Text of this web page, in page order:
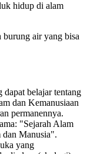
hidup di alam
air yang bisa
belajar tentang
dan Kemanusiaan
permanennya.
"Sejarah Alam
Manusia".
yang